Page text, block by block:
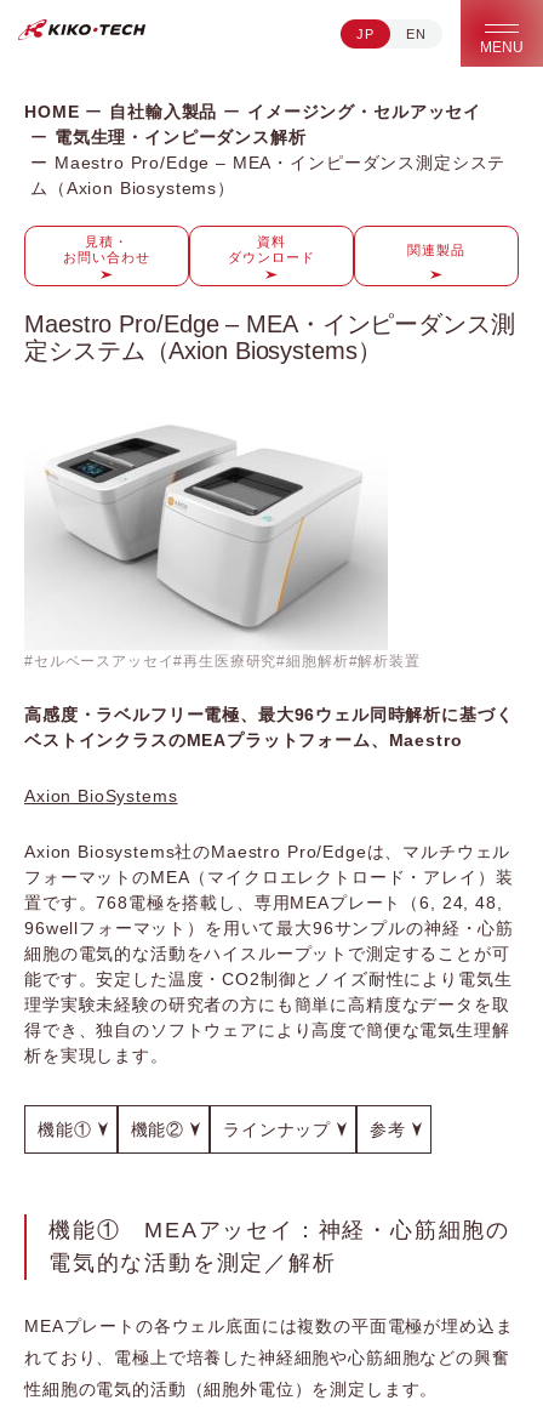
キコーテック株式会社 | ライフサイエンス研究への貢献
JP EN
MENU
HOME 自社輸入製品
イメージング・セルアッセイ
電気生理・インピーダンス解析
Maestro Pro/Edge – MEA・インピーダンス測定システ
ム（Axion Biosystems）
見積・
お問い合わせ
資料
ダウンロード
関連製品
Maestro Pro/Edge – MEA・インピーダンス測
定システム（Axion Biosystems）
セルベースアッセイ 再生医療研究 細胞解析 解析装置
高感度・ラベルフリー電極、最大96ウェル同時解析に基づく
ベストインクラスのMEAプラットフォーム、Maestro
Axion BioSystems
Axion Biosystems社のMaestro Pro/Edgeは、マルチウェル
フォーマットのMEA（マイクロエレクトロード・アレイ）装
置です。768電極を搭載し、専用MEAプレート（6, 24, 48,
96wellフォーマット）を用いて最大96サンプルの神経・心筋
細胞の電気的な活動をハイスループットで測定することが可
能です。安定した温度・CO2制御とノイズ耐性により電気生
理学実験未経験の研究者の方にも簡単に高精度なデータを取
得でき、独自のソフトウェアにより高度で簡便な電気生理解
析を実現します。
機能① 機能② ラインナップ 参考
機能① MEAアッセイ：神経・心筋細胞の
電気的な活動を測定／解析
MEAプレートの各ウェル底面には複数の平面電極が埋め込ま
れており、電極上で培養した神経細胞や心筋細胞などの興奮
性細胞の電気的活動（細胞外電位）を測定します。